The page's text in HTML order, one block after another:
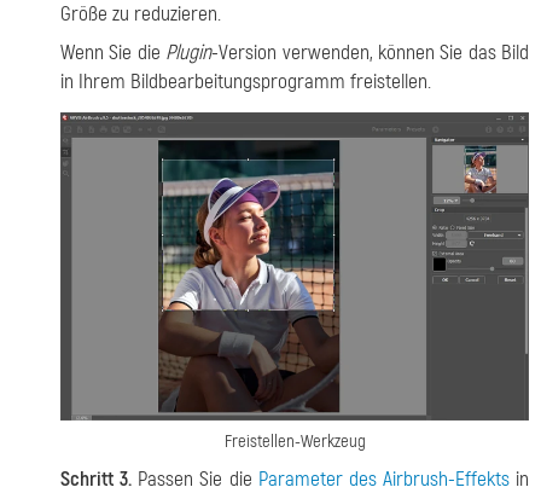
Größe zu reduzieren.
Wenn Sie die Plugin-Version verwenden, können Sie das Bild
in Ihrem Bildbearbeitungsprogramm freistellen.
Freistellen-Werkzeug
Schritt 3. Passen Sie die Parameter des Airbrush-Effektsin